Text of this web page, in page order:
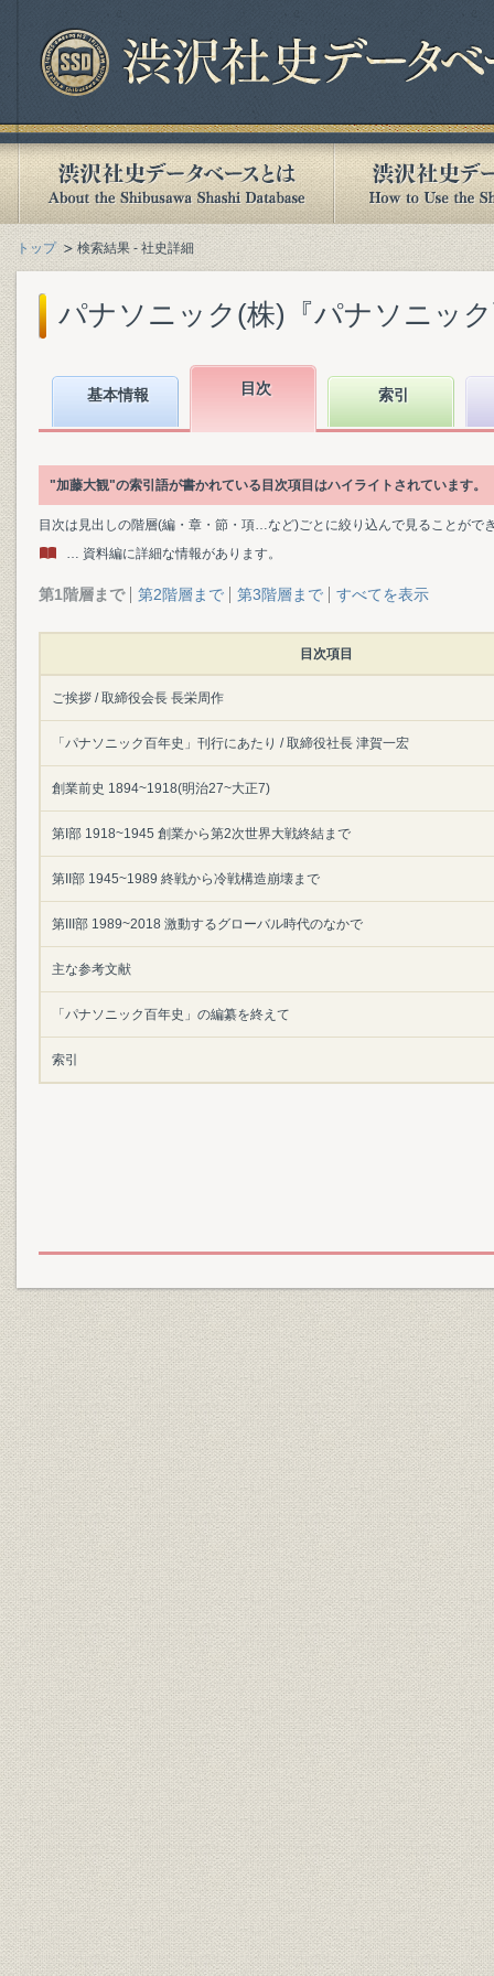
トップ 検索結果 - 社史詳細
パナソニック(株)『パナソニッ
基本情報 目次 索引
"加藤大観"の索引語が書かれている目次項目はハイライトされています。
目次は見出しの階層(編・章・節・項…など)ごとに絞り込んで見ることがで
… 資料編に詳細な情報があります。
第1階層まで 第2階層まで 第3階層まで すべてを表示
目次項目
ご挨拶 / 取締役会長 長栄周作
「パナソニック百年史」刊行にあたり / 取締役社長 津賀一宏
創業前史 1894~1918(明治27~大正7)
第I部 1918~1945 創業から第2次世界大戦終結まで
第II部 1945~1989 終戦から冷戦構造崩壊まで
第III部 1989~2018 激動するグローバル時代のなかで
主な参考文献
「パナソニック百年史」の編纂を終えて
索引